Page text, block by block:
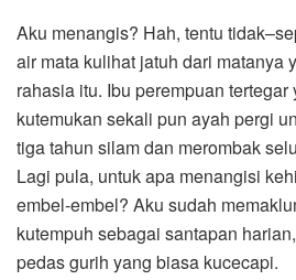
Aku menangis? Hah, tentu
air mata kulihat jatuh dari matanya
rahasia itu. Ibu perempuan tertegar
kutemukan sekali pun ayah pergi
tiga tahun silam dan merombak
Lagi pula, untuk apa menangisi
embel-embel? Aku sudah
kutempuh sebagai santapan
pedas gurih yang biasa kucecapi.